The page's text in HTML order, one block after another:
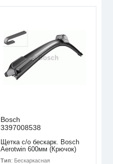
Bosch
3397008538
Щетка с/о бескарк. Bosch
Aerotwin 600мм (Крючок)
Тип: Бескаркасная